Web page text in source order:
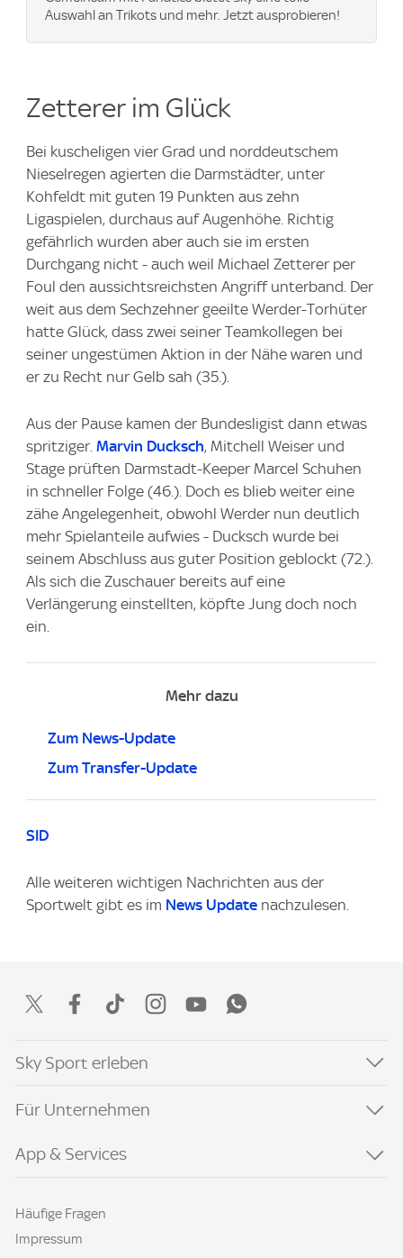
Auswahl an Trikots und mehr. Jetzt ausprobieren!
Zetterer im Glück
Bei kuscheligen vier Grad und norddeutschem
Nieselregen agierten die Darmstädter, unter
Kohfeldt mit guten 19 Punkten aus zehn
Ligaspielen, durchaus auf Augenhöhe. Richtig
gefährlich wurden aber auch sie im ersten
Durchgang nicht - auch weil Michael Zetterer per
Foul den aussichtsreichsten Angriff unterband. Der
weit aus dem Sechzehner geeilte Werder-Torhüter
hatte Glück, dass zwei seiner Teamkollegen bei
seiner ungestümen Aktion in der Nähe waren und
er zu Recht nur Gelb sah (35.).
Aus der Pause kamen der Bundesligist dann etwas
spritziger. Marvin Ducksch, Mitchell Weiser und
Stage prüften Darmstadt-Keeper Marcel Schuhen
in schneller Folge (46.). Doch es blieb weiter eine
zähe Angelegenheit, obwohl Werder nun deutlich
mehr Spielanteile aufwies - Ducksch wurde bei
seinem Abschluss aus guter Position geblockt (72.).
Als sich die Zuschauer bereits auf eine
Verlängerung einstellten, köpfte Jung doch noch
ein.
Mehr dazu
Zum News-Update
Zum Transfer-Update
SID
Alle weiteren wichtigen Nachrichten aus der
Sportwelt gibt es im News Update nachzulesen.
Sky Sport erleben
Für Unternehmen
App & Services
Häufige Fragen
Impressum